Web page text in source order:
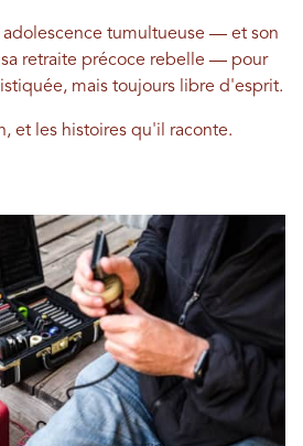
tumultueuse — et son
retraite précoce rebelle — pour
mais toujours libre d'esprit.
et les histoires qu'il raconte.